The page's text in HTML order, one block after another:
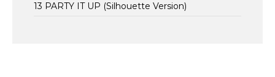
13 PARTY IT UP (Silhouette Version)